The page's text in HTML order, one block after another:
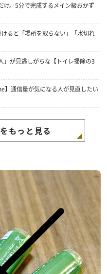
け。5分で完成するメイン級おかず
ると「場所を取らない」「水切れ
」が見逃しがちな【トイレ掃除の3
】通信量が気になる人が見直したい
もっと見る